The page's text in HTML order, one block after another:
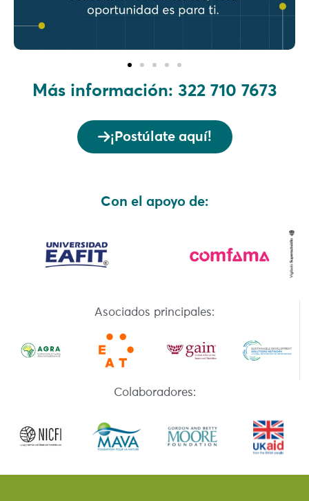
Más información: 322 710 7673
¡Postúlate aquí!
Con el apoyo de:
Asociados principales:
Colaboradores: